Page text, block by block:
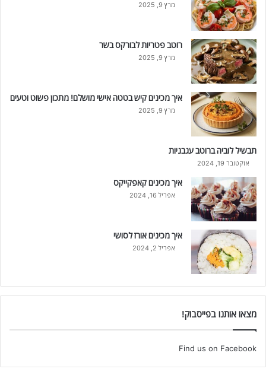
מרץ 9, 2025
רוטב פטריות לבורקס בשר
מרץ 9, 2025
איך מכינים קיש בטטה אישי מושלם! מתכון פשוט וטעים
מרץ 9, 2025
תבשיל לוביה ברוטב עגבניות
אוקטובר 19, 2024
איך מכינים קאפקייקס
אפריל 16, 2024
איך מכינים אורז לסושי
אפריל 2, 2024
מצאו אותנו בפייסבוק!
Find us on Facebook